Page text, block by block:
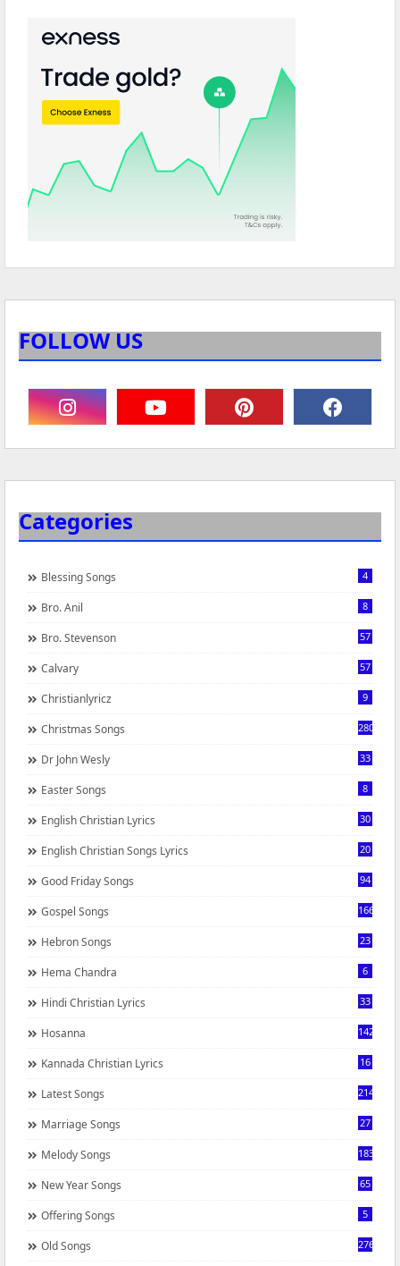
FOLLOW US
Categories
Blessing Songs 4
Bro. Anil 8
Bro. Stevenson 57
Calvary 57
Christianlyricz 9
Christmas Songs 280
Dr John Wesly 33
Easter Songs 8
English Christian Lyrics 30
English Christian Songs Lyrics 20
Good Friday Songs 94
Gospel Songs 166
Hebron Songs 23
Hema Chandra 6
Hindi Christian Lyrics 33
Hosanna 142
Kannada Christian Lyrics 16
Latest Songs 214
Marriage Songs 27
Melody Songs 183
New Year Songs 65
Offering Songs 5
Old Songs 276